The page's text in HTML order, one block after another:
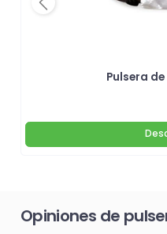
Pulsera
Previous
Opiniones de